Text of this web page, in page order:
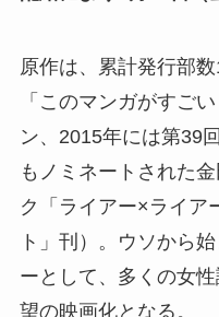
原作は、累計発行部
「このマンガがすご
ン、2015年には第39
もノミネートされた
ク「ライアー×ライア
ト」刊）。ウソから
ーとして、多くの女
望の映画化となる。